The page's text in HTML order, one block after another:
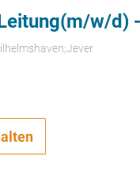
w/d)